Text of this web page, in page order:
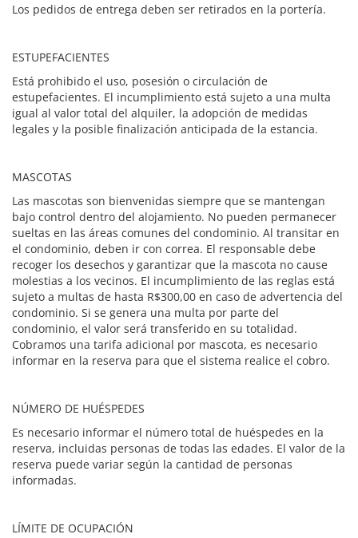
Los pedidos de entrega deben ser retirados en la portería.
ESTUPEFACIENTES
Está prohibido el uso, posesión o circulación de
estupefacientes. El incumplimiento está sujeto a una multa
igual al valor total del alquiler, la adopción de medidas
legales y la posible finalización anticipada de la estancia.
MASCOTAS
Las mascotas son bienvenidas siempre que se mantengan
bajo control dentro del alojamiento. No pueden permanecer
sueltas en las áreas comunes del condominio. Al transitar en
el condominio, deben ir con correa. El responsable debe
recoger los desechos y garantizar que la mascota no cause
molestias a los vecinos. El incumplimiento de las reglas está
sujeto a multas de hasta R$300,00 en caso de advertencia del
condominio. Si se genera una multa por parte del
condominio, el valor será transferido en su totalidad.
Cobramos una tarifa adicional por mascota, es necesario
informar en la reserva para que el sistema realice el cobro.
NÚMERO DE HUÉSPEDES
Es necesario informar el número total de huéspedes en la
reserva, incluidas personas de todas las edades. El valor de la
reserva puede variar según la cantidad de personas
informadas.
LÍMITE DE OCUPACIÓN